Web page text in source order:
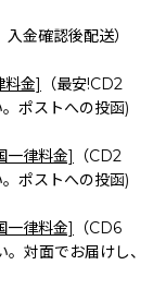
金確認後配送）
料金]
（最安!CD2
ポストへの投函)
一律料金]
（CD2
ポストへの投函)
一律料金]
（CD6
対面でお届けし、